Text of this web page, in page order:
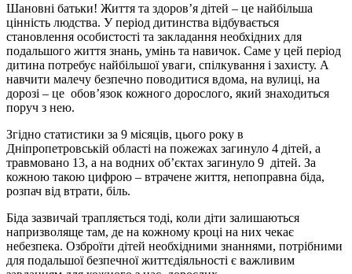
Шановні батьки! Життя та здоров’я дітей – це найбільша
цінність людства. У період дитинства відбувається
становлення особистості та закладання необхідних для
подальшого життя знань, умінь та навичок. Саме у цей період
дитина потребує найбільшої уваги, спілкування і захисту. А
навчити малечу безпечно поводитися вдома, на вулиці, на
дорозі – це обов’язок кожного дорослого, який знаходиться
поруч з нею.
Згідно статистики за 9 місяців, цього року в
Дніпропетровській області на пожежах загинуло 4 дітей, а
травмовано 13, а на водних об’єктах загинуло 9 дітей. За
кожною такою цифрою – втрачене життя, непоправна біда,
розпач від втрати, біль.
Біда зазвичай трапляється тоді, коли діти залишаються
напризволяще там, де на кожному кроці на них чекає
небезпека. Озброїти дітей необхідними знаннями, потрібними
для подальшої безпечної життєдіяльності є важливим